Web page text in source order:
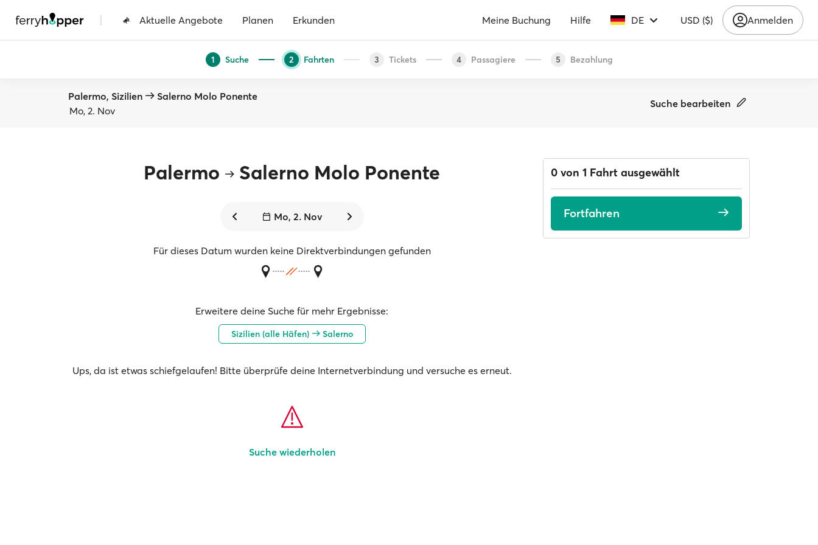
| Aktuelle Angebote Planen Erkunden Meine Buchung Hilfe DE USD ($) Anmelden
1 Suche 2 Fahrten 3 Tickets 4 Passagiere 5 Bezahlung
Palermo, Sizilien
Salerno Molo Ponente
Mo, 2. Nov
Suche bearbeiten
Palermo Salerno Molo Ponente
Mo, 2. Nov
Für dieses Datum wurden keine Direktverbindungen gefunden
Erweitere deine Suche für mehr Ergebnisse:
Sizilien (alle Häfen) Salerno
Ups, da ist etwas schiefgelaufen! Bitte überprüfe deine Internetverbindung und versuche es erneut.
Suche wiederholen
0 von 1 Fahrt ausgewählt
Fortfahren